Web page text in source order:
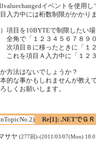
イベントを使用
入力中には桁数制限がかかりま
項目を10BYTEで制限したい
角で「１２３４５６７８９０
項目Ｂに移ったときに「１２
れを項目Ａ入力中に「１２３
方法はないでしょうか？
的な事かもしれませんが教え
しくお願いします。
Re[1]: .NETでＧ
サヤ (277回)-(2011/03/07(Mon)